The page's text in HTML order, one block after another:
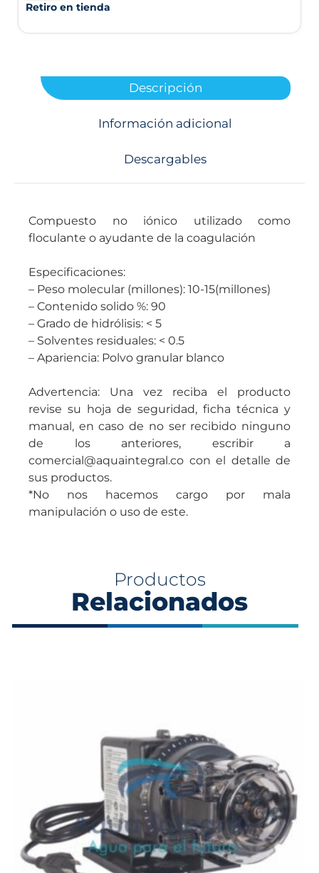
Retiro en tienda
Descripción
Información adicional
Descargables
Compuesto no iónico utilizado como
floculante o ayudante de la coagulación
Especificaciones:
– Peso molecular (millones): 10-15(millones)
– Contenido solido %: 90
– Grado de hidrólisis: < 5
– Solventes residuales: < 0.5
– Apariencia: Polvo granular blanco
Advertencia: Una vez reciba el producto
revise su hoja de seguridad, ficha técnica y
manual, en caso de no ser recibido ninguno
de los anteriores, escribir a
comercial@aquaintegral.co con el detalle de
sus productos.
*No nos hacemos cargo por mala
manipulación o uso de este.
Productos
Relacionados